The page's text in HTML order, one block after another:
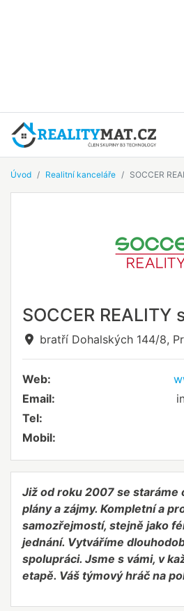
Úvod Realitní kanceláře SOCCER
SOCCER REALITY
bratří Dohalských 144/8,
Web:
Email:
Tel:
Mobil:
Již od roku 2007 se staráme
plány a zájmy. Kompletní a
samozřejmostí, stejně jako
jednání. Vytváříme
spolupráci. Jsme s vámi, v
etapě. Váš týmový hráč na